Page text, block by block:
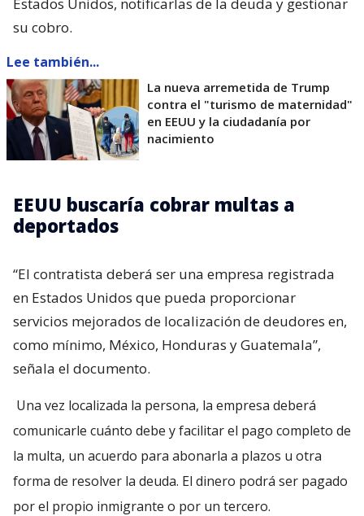
su cobro.
Lee también...
La nueva arremetida de Trump
contra el "turismo de maternidad"
en EEUU y la ciudadanía por
nacimiento
EEUU buscaría cobrar multas a
deportados
“El contratista deberá ser una empresa registrada
en Estados Unidos que pueda proporcionar
servicios mejorados de localización de deudores en,
como mínimo, México, Honduras y Guatemala”,
señala el documento.
Una vez localizada la persona, la empresa deberá
comunicarle cuánto debe y facilitar el pago completo de
la multa, un acuerdo para abonarla a plazos u otra
forma de resolver la deuda. El dinero podrá ser pagado
por el propio inmigrante o por un tercero.